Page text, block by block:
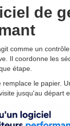
de
comme un
Il coordonne les
étape.
le papier.
jusqu'au départ